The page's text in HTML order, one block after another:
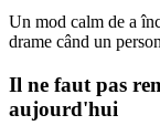
Un mod calm de a
drame când un
Il ne faut pas
aujourd'hui